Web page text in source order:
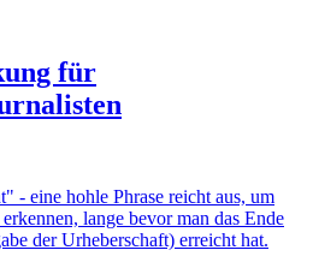
für
- eine hohle Phrase reicht aus, um
lange bevor man das Ende
der Urheberschaft) erreicht hat.